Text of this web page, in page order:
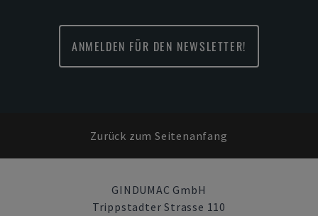
ANMELDEN FÜR DEN NEWSLETTER!
Zurück zum Seitenanfang
GINDUMAC GmbH
Trippstadter Strasse 110